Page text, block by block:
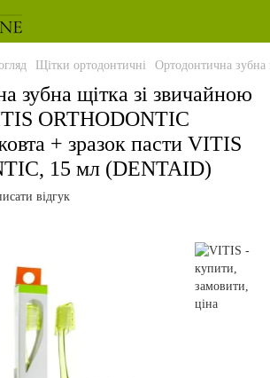
Щітки ортодонтичні Ортодонтична
зубна щітка зі звичайною
ORTHODONTIC
+ зразок пасти VITIS
15 мл (DENTAID)
відгук